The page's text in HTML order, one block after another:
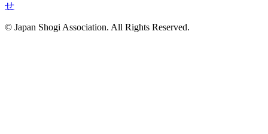
せ
© Japan Shogi Association. All Rights Reserved.